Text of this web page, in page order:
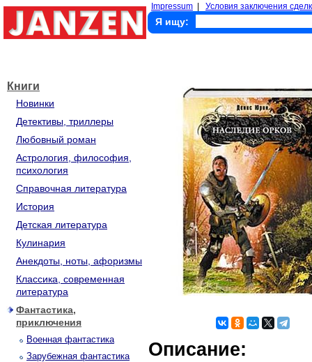
Impressum Условия заключения
Я ищу:
Книги
Новинки
Детективы, триллеры
Любовный роман
Астрология, философия,
психология
Справочная литература
История
Детская литература
Кулинария
Анекдоты, ноты, афоризмы
Классика, современная
литература
Фантастика,
приключения
Военная фантастика
Зарубежная фантастика
Описание: